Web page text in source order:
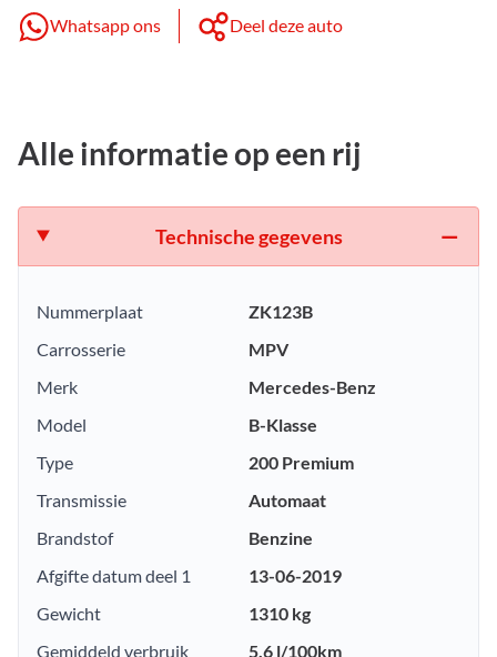
Whatsapp ons Deel deze auto
Alle informatie op een rij
Technische gegevens
Nummerplaat
ZK123B
Carrosserie
MPV
Merk
Mercedes-Benz
Model
B-Klasse
Type
200 Premium
Transmissie
Automaat
Brandstof
Benzine
Afgifte datum deel 1
13-06-2019
Gewicht
1310 kg
Gemiddeld verbruik
5.6 l/100km